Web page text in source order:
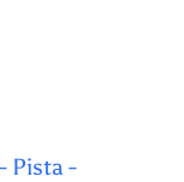
Pista -